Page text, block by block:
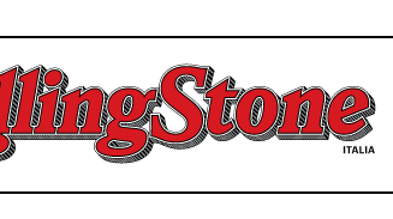
Rolling Stone Italia